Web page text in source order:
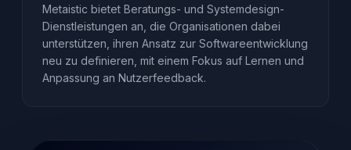
Metaistic bietet Beratungs- und Systemdesign-
Dienstleistungen an, die Organisationen dabei
unterstützen, ihren Ansatz zur Softwareentwicklung
neu zu definieren, mit einem Fokus auf Lernen und
Anpassung an Nutzerfeedback.